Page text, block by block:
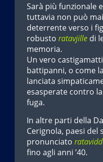
Sarà più funzionale
tuttavia non può
deterrente verso i
robusto ratavjille di
memoria.
Un vero
battipanni, o come
lanciata
esasperate contro
fuga.
In altre parti della
Cerignola, paesi del
pronunciato
fino agli anni ’40.